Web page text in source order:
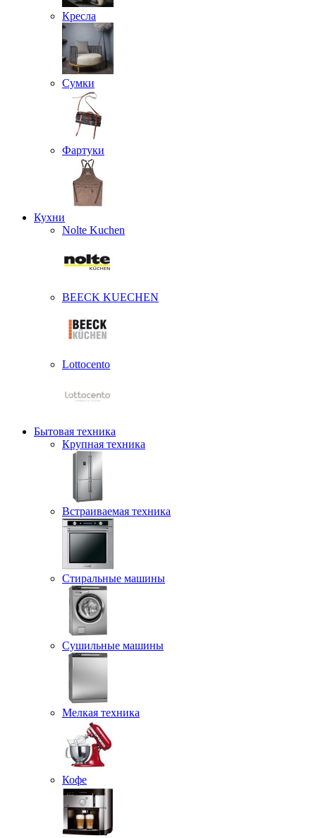
Кресла
Сумки
Фартуки
Кухни
Nolte Kuchen
BEECK KUECHEN
Lottocento
Бытовая техника
Крупная техника
Встраиваемая техника
Стиральные машины
Сушильные машины
Мелкая техника
Кофе